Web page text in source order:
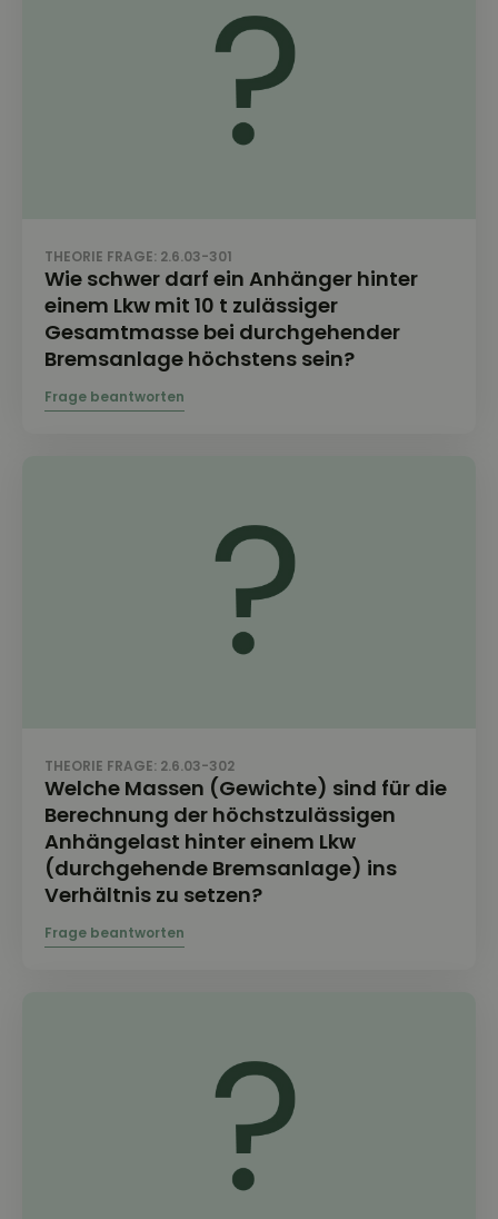
THEORIE FRAGE: 2.6.03-301
Wie schwer darf ein Anhänger hinter
einem Lkw mit 10 t zulässiger
Gesamtmasse bei durchgehender
Bremsanlage höchstens sein?
THEORIE FRAGE: 2.6.03-302
Welche Massen (Gewichte) sind für die
Berechnung der höchstzulässigen
Anhängelast hinter einem Lkw
(durchgehende Bremsanlage) ins
Verhältnis zu setzen?